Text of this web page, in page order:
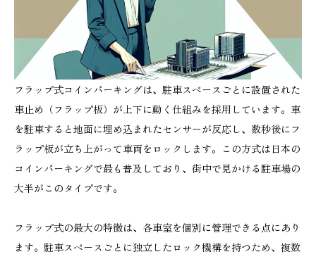
フラップ式コインパーキングは、駐車スペースごとに設置された
車止め（フラップ板）が上下に動く仕組みを採用しています。車
を駐車すると地面に埋め込まれたセンサーが反応し、数秒後にフ
ラップ板が立ち上がって車両をロックします。この方式は日本の
コインパーキングで最も普及しており、街中で見かける駐車場の
大半がこのタイプです。
フラップ式の最大の特徴は、各車室を個別に管理できる点にあり
ます。駐車スペースごとに独立したロック機構を持つため、複数